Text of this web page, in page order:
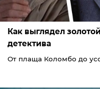
Как выглядел
детектива
От плаща Коломбо до